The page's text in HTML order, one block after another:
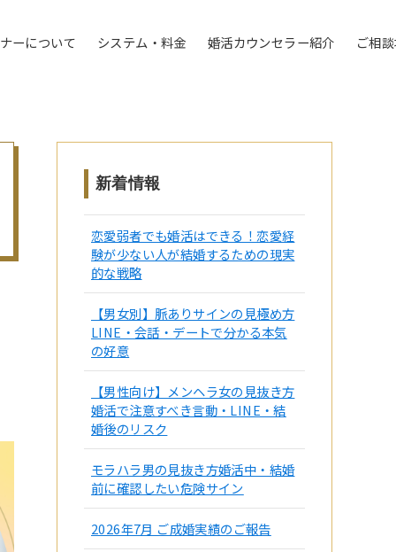
ーについて システム・料金 婚活カウンセラー紹介 ご相
新着情報
恋愛弱者でも婚活はできる！恋愛経
験が少ない人が結婚するための現実
的な戦略
【男女別】脈ありサインの見極め方
LINE・会話・デートで分かる本気
の好意
【男性向け】メンヘラ女の見抜き方
婚活で注意すべき言動・LINE・結
婚後のリスク
モラハラ男の見抜き方婚活中・結婚
前に確認したい危険サイン
2026年7月 ご成婚実績のご報告